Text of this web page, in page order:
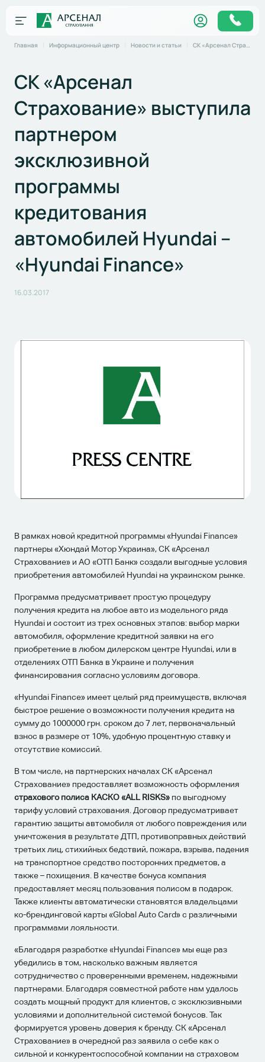
Главная Информационный центр Новости и статьи СК «Арсенал Страхование» выступила партнером эксклюзивной программы кредитования автомобилей Hyundai – «Hyundai Finance»
СК «Арсенал
Страхование» выступила
партнером
эксклюзивной
программы
кредитования
автомобилей Hyundai –
«Hyundai Finance»
16.03.2017
В рамках новой кредитной программы «Hyundai Finance»
партнеры «Хюндай Мотор Украина», СК «Арсенал
Страхование» и АО «ОТП Банк» создали выгодные условия
приобретения автомобилей Hyundai на украинском рынке.
Программа предусматривает простую процедуру
получения кредита на любое авто из модельного ряда
Hyundai и состоит из трех основных этапов: выбор марки
автомобиля, оформление кредитной заявки на его
приобретение в любом дилерском центре Hyundai, или в
отделениях ОТП Банка в Украине и получения
финансирования согласно условиям договора.
«Hyundai Finance» имеет целый ряд преимуществ, включая
быстрое решение о возможности получения кредита на
сумму до 1000000 грн. сроком до 7 лет, первоначальный
взнос в размере от 10%, удобную процентную ставку и
отсутствие комиссий.
В том числе, на партнерских началах СК «Арсенал
Страхование» предоставляет возможность оформления
страхового полиса КАСКО «ALL RISKS» по выгодному
тарифу условий страхования. Договор предусматривает
гарантию защиты автомобиля от любого повреждения или
уничтожения в результате ДТП, противоправных действий
третьих лиц, стихийных бедствий, пожара, взрыва, падения
на транспортное средство посторонних предметов, а
также – похищения. В качестве бонуса компания
предоставляет месяц пользования полисом в подарок.
Также клиенты автоматически становятся владельцами
ко-брендинговой карты «Global Auto Card» с различными
программами лояльности.
«Благодаря разработке «Hyundai Finance» мы еще раз
убедились в том, насколько важным является
сотрудничество с проверенными временем, надежными
партнерами. Благодаря совместной работе нам удалось
создать мощный продукт для клиентов, с эксклюзивными
условиями и дополнительной системой бонусов. Так
формируется уровень доверия к бренду. СК «Арсенал
Страхование» в очередной раз заявила о себе как о
сильной и конкурентоспособной компании на страховом